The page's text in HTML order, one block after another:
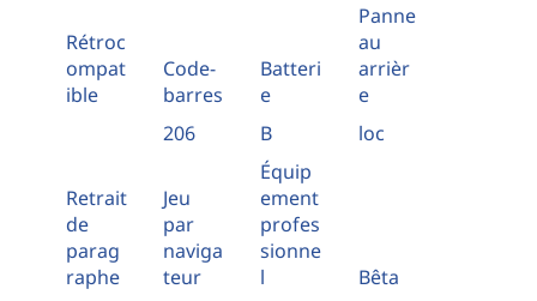
Rétroc
ompat
ible
Code-
barres
Batteri
e
Panne
au
arrièr
e
206
B loc
Retrait
de
parag
raphe
Jeu
par
naviga
teur
Équip
ement
profes
sionne
l
Bêta